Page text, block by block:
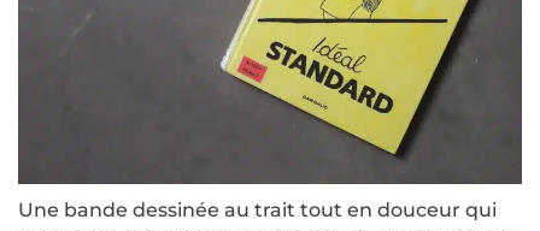
Une bande dessinée au trait tout en douceur qui